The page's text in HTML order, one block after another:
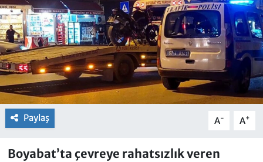
Paylaş A- A+
Boyabat’ta çevreye rahatsızlık veren